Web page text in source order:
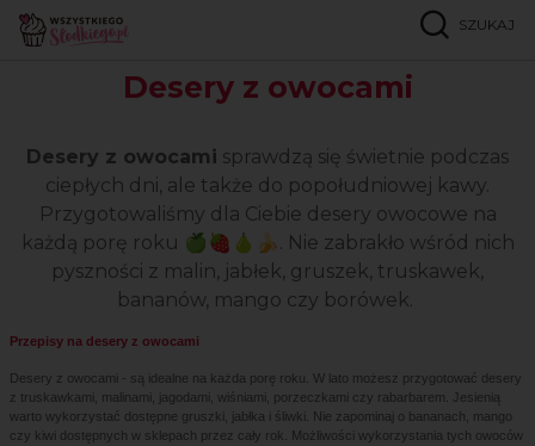
SZUKAJ
Strona główna
Desery z owocami
Desery z owocami sprawdzą się świetnie podczas
ciepłych dni, ale także do popołudniowej kawy.
Przygotowaliśmy dla Ciebie desery owocowe na
każdą porę roku 🍏🍓🍐🍌. Nie zabrakło wśród nich
pyszności z malin, jabłek, gruszek, truskawek,
bananów, mango czy borówek.
Przepisy na desery z owocami
Desery z owocami - są idealne na każda porę roku. W lato możesz przygotować desery
z truskawkami, malinami, jagodami, wiśniami, porzeczkami czy rabarbarem. Jesienią
warto wykorzystać dostępne gruszki, jabłka i śliwki. Nie zapominaj o bananach, mango
czy kiwi dostępnych w sklepach przez cały rok. Możliwości wykorzystania tych owoców